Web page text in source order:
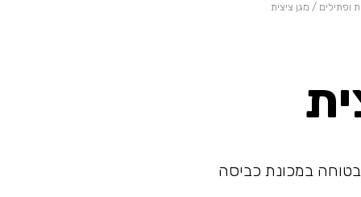
ופתילים / מגן ציצית
במכונת כביסה